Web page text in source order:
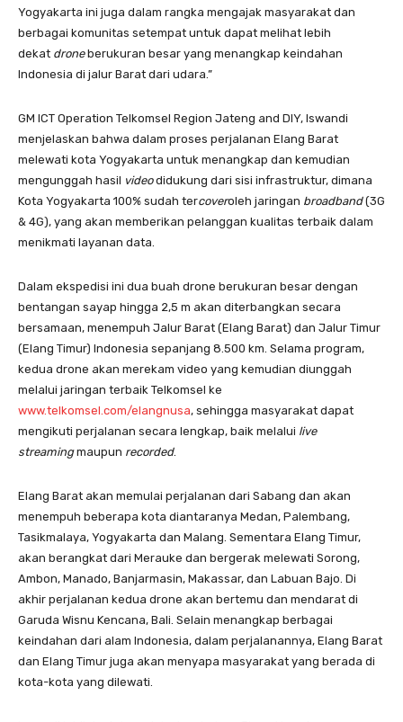
Yogyakarta ini juga dalam rangka mengajak masyarakat dan
berbagai komunitas setempat untuk dapat melihat lebih
dekat droneberukuran besar yang menangkap keindahan
Indonesia di jalur Barat dari udara.”
GM ICT Operation Telkomsel Region Jateng and DIY, Iswandi
menjelaskan bahwa dalam proses perjalanan Elang Barat
melewati kota Yogyakarta untuk menangkap dan kemudian
mengunggah hasil videodidukung dari sisi infrastruktur, dimana
Kota Yogyakarta 100% sudah tercoveroleh jaringan broadband(3G
& 4G), yang akan memberikan pelanggan kualitas terbaik dalam
menikmati layanan data.
Dalam ekspedisi ini dua buah drone berukuran besar dengan
bentangan sayap hingga 2,5 m akan diterbangkan secara
bersamaan, menempuh Jalur Barat (Elang Barat) dan Jalur Timur
(Elang Timur) Indonesia sepanjang 8.500 km. Selama program,
kedua drone akan merekam video yang kemudian diunggah
melalui jaringan terbaik Telkomsel ke
www.telkomsel.com/elangnusa, sehingga masyarakat dapat
mengikuti perjalanan secara lengkap, baik melalui live
streamingmaupun recorded.
Elang Barat akan memulai perjalanan dari Sabang dan akan
menempuh beberapa kota diantaranya Medan, Palembang,
Tasikmalaya, Yogyakarta dan Malang. Sementara Elang Timur,
akan berangkat dari Merauke dan bergerak melewati Sorong,
Ambon, Manado, Banjarmasin, Makassar, dan Labuan Bajo. Di
akhir perjalanan kedua drone akan bertemu dan mendarat di
Garuda Wisnu Kencana, Bali. Selain menangkap berbagai
keindahan dari alam Indonesia, dalam perjalanannya, Elang Barat
dan Elang Timur juga akan menyapa masyarakat yang berada di
kota-kota yang dilewati.